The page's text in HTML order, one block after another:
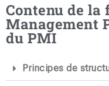
Contenu de
Management
du PMI
Principes de